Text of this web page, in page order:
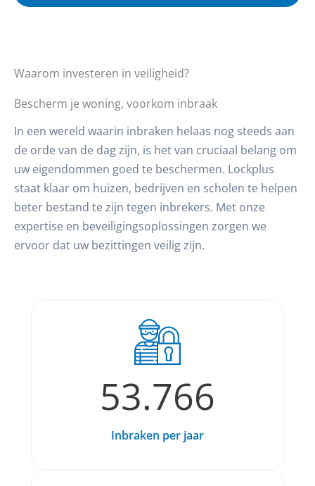
Waarom investeren in veiligheid?
Bescherm je woning, voorkom inbraak
In een wereld waarin inbraken helaas nog steeds aan
de orde van de dag zijn, is het van cruciaal belang om
uw eigendommen goed te beschermen. Lockplus
staat klaar om huizen, bedrijven en scholen te helpen
beter bestand te zijn tegen inbrekers. Met onze
expertise en beveiligingsoplossingen zorgen we
ervoor dat uw bezittingen veilig zijn.
53.766
Inbraken per jaar